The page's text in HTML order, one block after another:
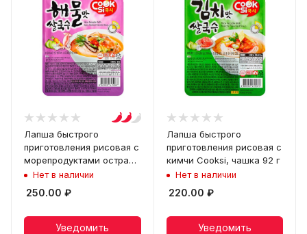
Лапша быстрого
приготовления рисовая с
морепродуктами острая
Cooksi, чашка 92 г
Нет в наличии
250.00 ₽
Уведомить
Лапша быстрого
приготовления рисовая с
кимчи Cooksi, чашка 92 г
Нет в наличии
220.00 ₽
Уведомить